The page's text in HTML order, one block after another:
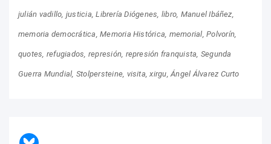
julián vadillo justicia Librería Diógenes libro Manuel Ibáñez
memoria democrática Memoria Histórica memorial Polvorín
quotes refugiados represión represión franquista Segunda
Guerra Mundial Stolpersteine visita xirgu Ángel Álvarez Curto